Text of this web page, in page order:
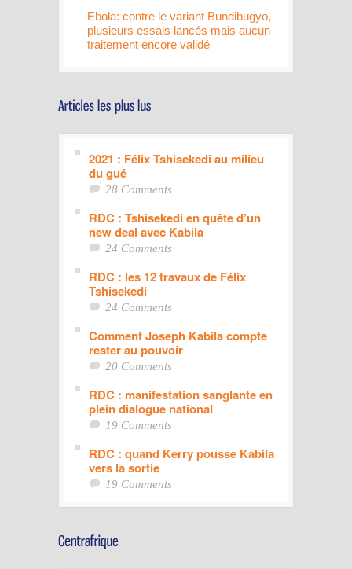
Ebola: contre le variant Bundibugyo,
plusieurs essais lancés mais aucun
traitement encore validé
2021 : Félix Tshisekedi au milieu
du gué
28 Comments
RDC : Tshisekedi en quête d’un
new deal avec Kabila
24 Comments
RDC : les 12 travaux de Félix
Tshisekedi
24 Comments
Comment Joseph Kabila compte
rester au pouvoir
20 Comments
RDC : manifestation sanglante en
plein dialogue national
19 Comments
RDC : quand Kerry pousse Kabila
vers la sortie
19 Comments